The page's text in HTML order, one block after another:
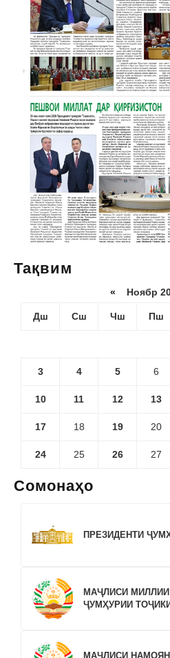
Тақвим
« Ноябр
Дш Сш Чш Пш
3 4 5 6
10 11 12 13
17 18 19 20
24 25 26 27
Сомонаҳо
ПРЕЗИДЕНТИ
МАҶЛИСИ
ҶУМҲУРИИ
МАҶЛИСИ